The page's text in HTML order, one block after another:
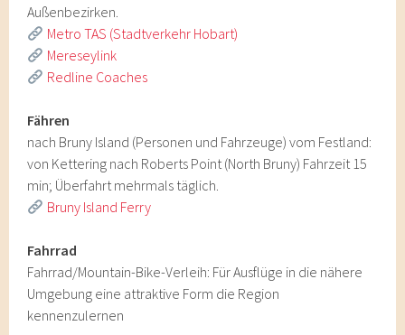
Außenbezirken.
Metro TAS (Stadtverkehr Hobart)
Mereseylink
Redline Coaches
Fähren
nach Bruny Island (Personen und Fahrzeuge) vom Festland:
von Kettering nach Roberts Point (North Bruny) Fahrzeit 15
min; Überfahrt mehrmals täglich.
Bruny Island Ferry
Fahrrad
Fahrrad/Mountain-Bike-Verleih: Für Ausflüge in die nähere
Umgebung eine attraktive Form die Region
kennenzulernen